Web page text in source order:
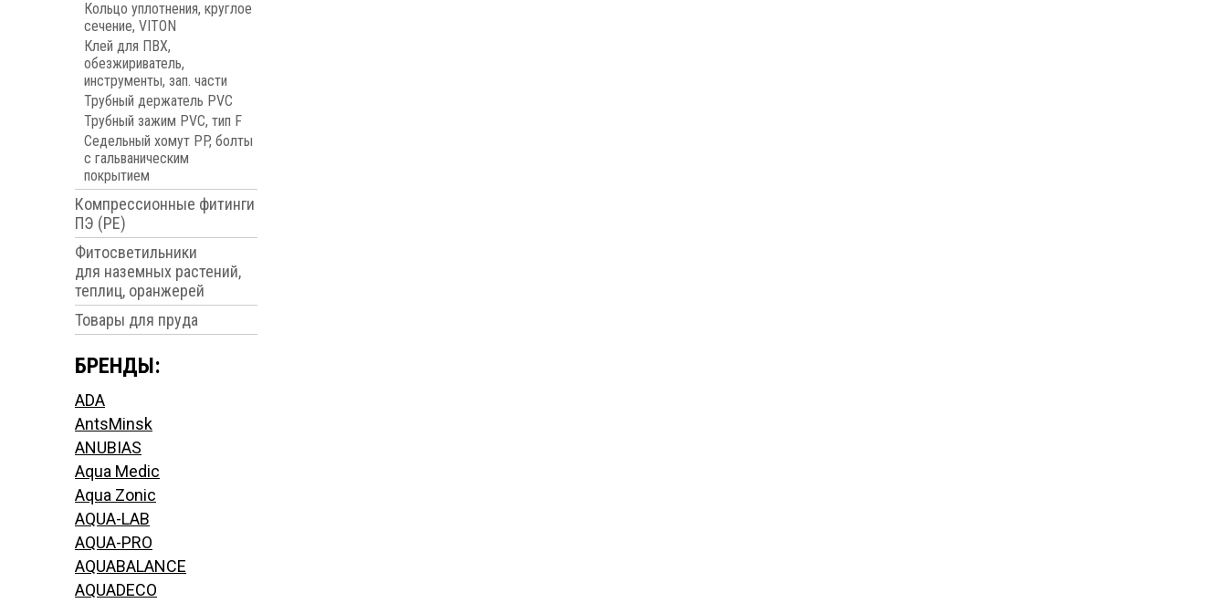
Кольцо уплотнения, круглое
сечение, VITON
Клей для ПВХ,
обезжириватель,
инструменты, зап. части
Трубный держатель PVC
Трубный зажим PVC, тип F
Седельный хомут PP, болты
с гальваническим
покрытием
Компрессионные фитинги
ПЭ (PE)
Фитосветильники
для наземных растений,
теплиц, оранжерей
Товары для пруда
БРЕНДЫ:
ADA
AntsMinsk
ANUBIAS
Aqua Medic
Aqua Zonic
AQUA-LAB
AQUA-PRO
AQUABALANCE
AQUADECO